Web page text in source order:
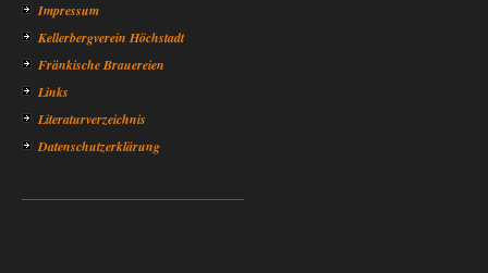
Impressum
Kellerbergverein Höchstadt
Fränkische Brauereien
Links
Literaturverzeichnis
Datenschutzerklärung